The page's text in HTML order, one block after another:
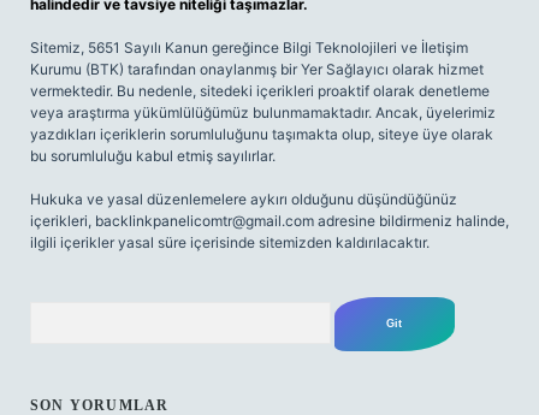
halindedir ve tavsiye niteliği taşımazlar.
Sitemiz, 5651 Sayılı Kanun gereğince Bilgi Teknolojileri ve İletişim
Kurumu (BTK) tarafından onaylanmış bir Yer Sağlayıcı olarak hizmet
vermektedir. Bu nedenle, sitedeki içerikleri proaktif olarak denetleme
veya araştırma yükümlülüğümüz bulunmamaktadır. Ancak, üyelerimiz
yazdıkları içeriklerin sorumluluğunu taşımakta olup, siteye üye olarak
bu sorumluluğu kabul etmiş sayılırlar.
Hukuka ve yasal düzenlemelere aykırı olduğunu düşündüğünüz
içerikleri, backlinkpanelicomtr@gmail.com adresine bildirmeniz halinde,
ilgili içerikler yasal süre içerisinde sitemizden kaldırılacaktır.
SON YORUMLAR